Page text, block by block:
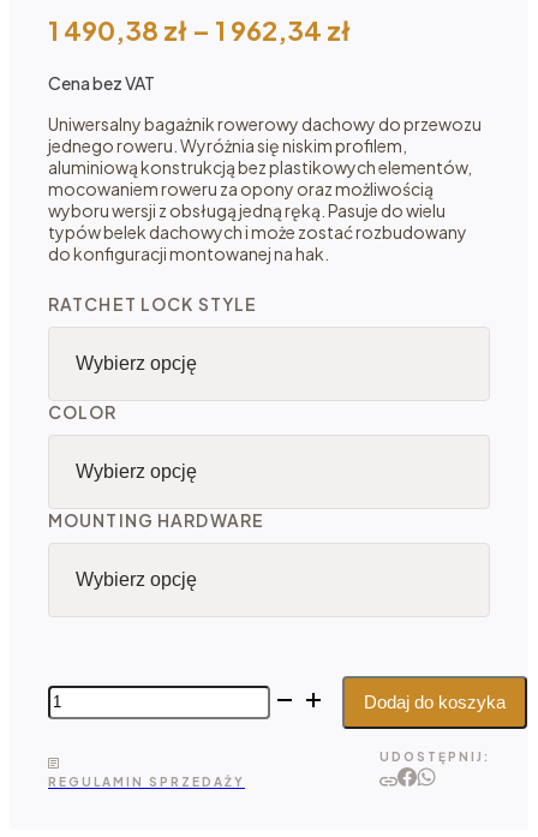
1 490,38 zł – 1 962,34 złZakres
490,38 zł
do 1
962,34 zł
Cena bez VAT
Uniwersalny bagażnik rowerowy dachowy do przewozu
jednego roweru. Wyróżnia się niskim profilem,
aluminiową konstrukcją bez plastikowych elementów,
mocowaniem roweru za opony oraz możliwością
wyboru wersji z obsługą jedną ręką. Pasuje do wielu
typów belek dachowych i może zostać rozbudowany
do konfiguracji montowanej na hak.
RATCHET LOCK STYLE
COLOR
MOUNTING HARDWARE
ilość
Bagażnik
dachowy
Roof
Dodaj do koszyka
REGULAMIN SPRZEDAŻY
UDOSTĘPNIJ: